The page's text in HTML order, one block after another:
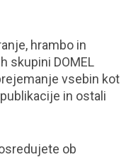
hrambo in
skupini DOMEL
vsebin kot
in ostali
ob